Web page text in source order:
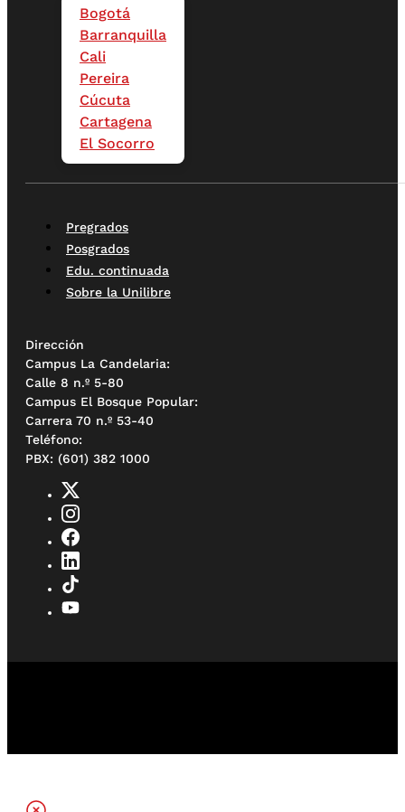
Bogotá
Barranquilla
Cali
Pereira
Cúcuta
Cartagena
El Socorro
Pregrados
Posgrados
Edu. continuada
Sobre la Unilibre
Dirección
Campus La Candelaria:
Calle 8 n.º 5-80
Campus El Bosque Popular:
Carrera 70 n.º 53-40
Teléfono:
PBX: (601) 382 1000